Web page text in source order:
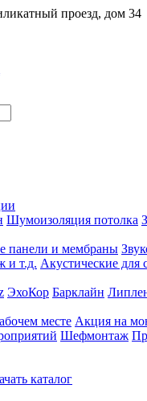
проезд, дом 34
Шумоизоляция потолка
панели и мембраны
и т.д. Акустические для
ЭхоКор Барклайн
месте Акция на
Шефмонтаж
каталог